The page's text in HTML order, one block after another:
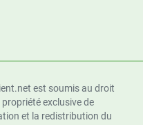
est soumis au droit
exclusive de
et la redistribution du